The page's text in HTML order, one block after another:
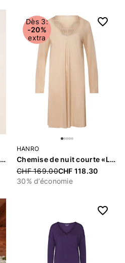
Chemise de nuit courte «Beline»
Dès 3:
-20%
extra
HANRO
Chemise de nuit courte «Lilith»
Price reduced from
CHF 169.00CHF 118.30
30% d’économie